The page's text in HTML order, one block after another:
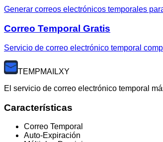
Generar correos electrónicos temporales
Correo Temporal Gratis
Servicio de correo electrónico temporal
TEMPMAILXY
El servicio de correo electrónico temporal
Características
Correo Temporal
Auto-Expiración